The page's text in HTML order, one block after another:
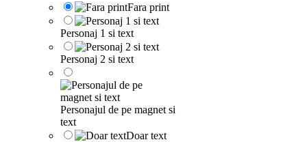
Fara print
Personaj 1 si text
Personaj 2 si text
Personajul de pe magnet si
text
Doar text